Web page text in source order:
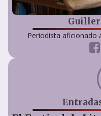
Periodista aficionado